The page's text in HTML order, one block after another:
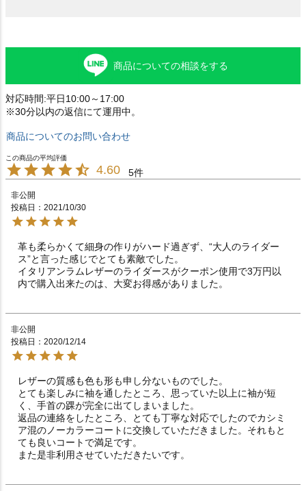
商品についての相談をする
対応時間:平日10:00～17:00
※30分以内の返信にて運用中。
商品についてのお問い合わせ
4.60 5
非公開
投稿日
2021/10/30
革も柔らかくて細身の作りがハード過ぎず、“大人のライダー
ス”と言った感じでとても素敵でした。
イタリアンラムレザーのライダースがクーポン使用で3万円以
内で購入出来たのは、大変お得感がありました。
非公開
投稿日
2020/12/14
レザーの質感も色も形も申し分ないものでした。
とても楽しみに袖を通したところ、思っていた以上に袖が短
く、手首の踝が完全に出てしまいました。
返品の連絡をしたところ、とても丁寧な対応でしたのでカシミ
ア混のノーカラーコートに交換していただきました。それもと
ても良いコートで満足です。
また是非利用させていただきたいです。